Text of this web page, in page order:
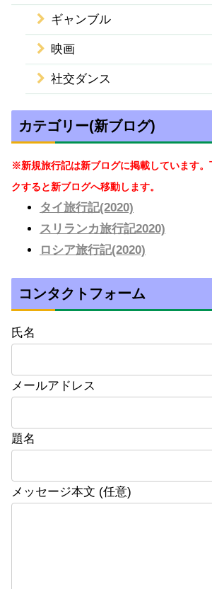
ギャンブル
映画
社交ダンス
カテゴリー(新ブログ)
※新規旅行記は新ブログに掲載しています。
クすると新ブログへ移動します。
タイ旅行記(2020)
スリランカ旅行記2020)
ロシア旅行記(2020)
コンタクトフォーム
氏名
メールアドレス
題名
メッセージ本文 (任意)